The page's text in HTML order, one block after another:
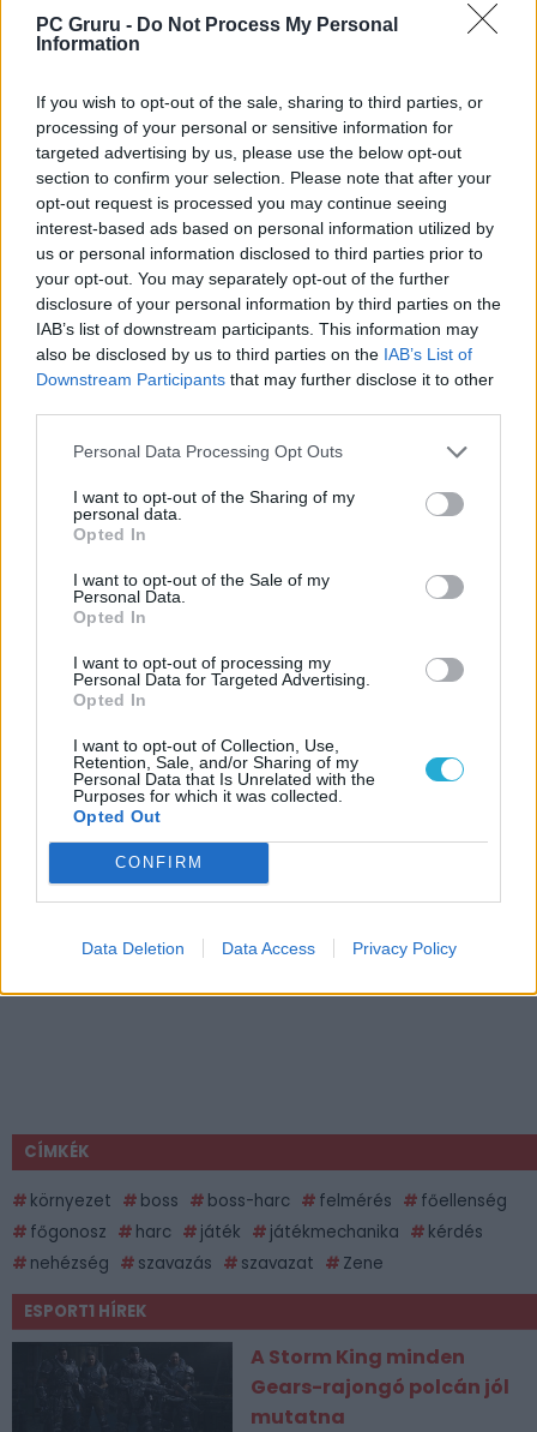
PC Gruru - Do Not Process My Personal
Information
If you wish to opt-out of the sale, sharing to third parties, or
processing of your personal or sensitive information for
targeted advertising by us, please use the below opt-out
section to confirm your selection. Please note that after your
opt-out request is processed you may continue seeing
interest-based ads based on personal information utilized by
us or personal information disclosed to third parties prior to
your opt-out. You may separately opt-out of the further
disclosure of your personal information by third parties on the
IAB’s list of downstream participants. This information may
also be disclosed by us to third parties on the IAB’s List of
Downstream Participants that may further disclose it to other
Personal Data Processing Opt Outs
I want to opt-out of the Sharing of my
personal data.
Opted In
I want to opt-out of the Sale of my
Personal Data.
Opted In
I want to opt-out of processing my
Personal Data for Targeted Advertising.
Opted In
I want to opt-out of Collection, Use,
Retention, Sale, and/or Sharing of my
Personal Data that Is Unrelated with the
Purposes for which it was collected.
Opted Out
CONFIRM
Data Deletion Data Access Privacy Policy
a DOOM: The Dark Ages
nehézségi szinteket kap a Lies of P
Egy fejlesztő szerint több nehézségi opció
kellene a játékokba
LEGFRISSEBB VIDEÓNK
CÍMKÉK
környezet boss boss-harc felmérés
főellenség
főgonosz
harc játék játékmechanika
kérdés
nehézség
szavazás szavazat Zene
ESPORT1 HÍREK
A Storm King minden
Gears-rajongó polcán jól
mutatna